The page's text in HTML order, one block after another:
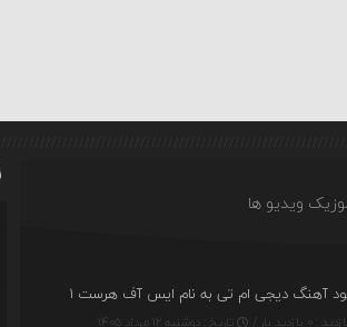
ویدیو ها
آهنگ دیجی ام تی به نام ایس آف هرست ۱
: ۰ بازدید بار / تاریخ : دوشنبه ۱۲ مرداد ۱۴۰۵